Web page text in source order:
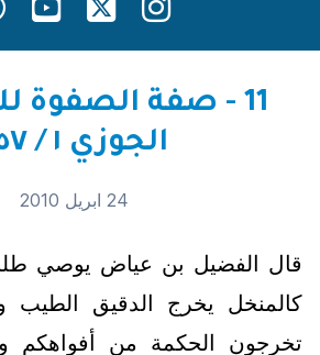
11 - صفة الصفوة
الجوزي ١ / ٤٥٧
24 ابريل 2010
قال الفضيل بن عياض يوصي طلبة
كالمنخل يخرج الدقيق الطيب
تخرجون الحكمة من أفواهكم